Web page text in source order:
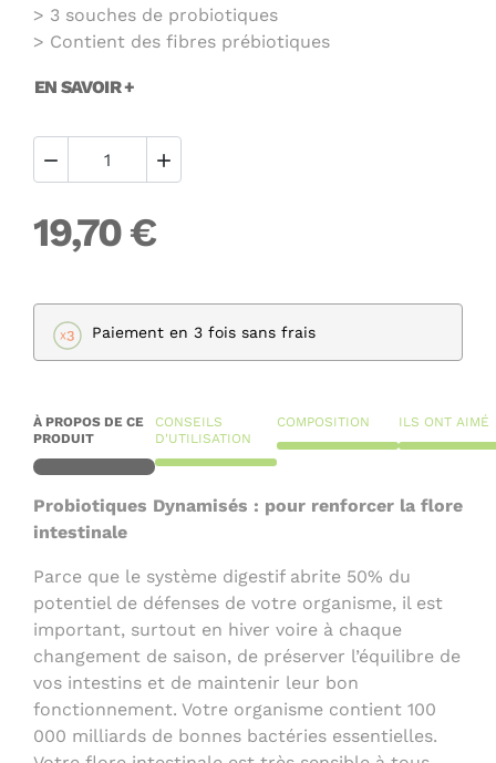
3 souches de probiotiques
Contient des fibres prébiotiques
EN SAVOIR +
 
19,70 €
Paiement en 3 fois sans frais
À PROPOS DE CE
PRODUIT
CONSEILS
D'UTILISATION
COMPOSITION ILS ONT AIMÉ
Probiotiques Dynamisés : pour renforcer la flore
intestinale
Parce que le système digestif abrite 50% du
potentiel de défenses de votre organisme, il est
important, surtout en hiver voire à chaque
changement de saison, de préserver l’équilibre de
vos intestins et de maintenir leur bon
fonctionnement. Votre organisme contient 100
000 milliards de bonnes bactéries essentielles.